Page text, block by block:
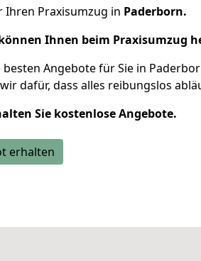
Ihren Praxisumzug in Paderborn.
Ihnen beim Praxisumzug
Angebote für Sie in
dafür, dass alles reibungslos
Sie kostenlose Angebote.
erhalten